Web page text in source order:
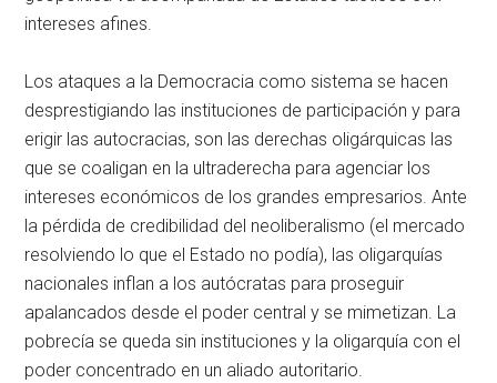
intereses afines.
Los ataques a la Democracia como sistema se hacen
desprestigiando las instituciones de participación y para
erigir las autocracias, son las derechas oligárquicas las
que se coaligan en la ultraderecha para agenciar los
intereses económicos de los grandes empresarios. Ante
la pérdida de credibilidad del neoliberalismo (el mercado
resolviendo lo que el Estado no podía), las oligarquías
nacionales inflan a los autócratas para proseguir
apalancados desde el poder central y se mimetizan. La
pobrecía se queda sin instituciones y la oligarquía con el
poder concentrado en un aliado autoritario.